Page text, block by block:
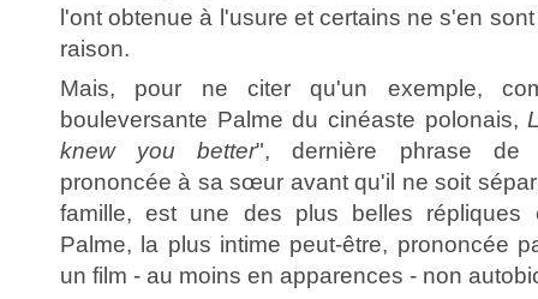
l'ont obtenue à l'usure et certains ne s'en
raison.
Mais, pour ne citer qu'un exemple,
bouleversante Palme du cinéaste polonais,
knew you better", dernière phrase de
prononcée à sa sœur avant qu'il ne soit
famille, est une des plus belles répliques
Palme, la plus intime peut-être, prononcée
un film - au moins en apparences - non